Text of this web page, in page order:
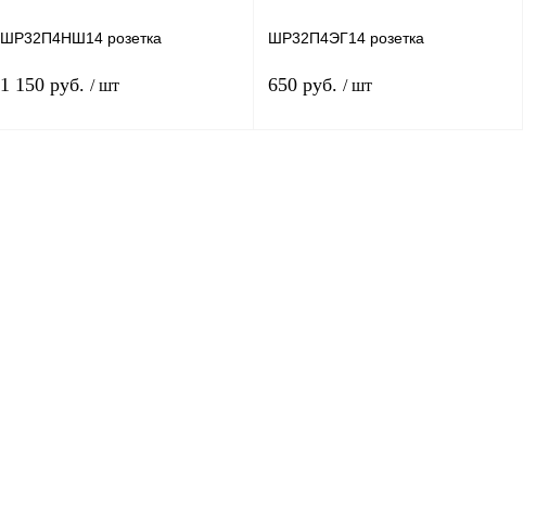
ШР32П4НШ14 розетка
1 150 руб. / шт
ШР32П4ЭГ14 розетка
650 руб./ шт